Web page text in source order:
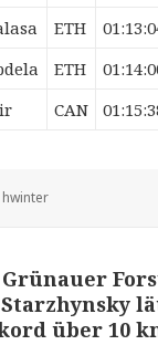
ETH
ETH
CAN
Autor
hwinter
über 10